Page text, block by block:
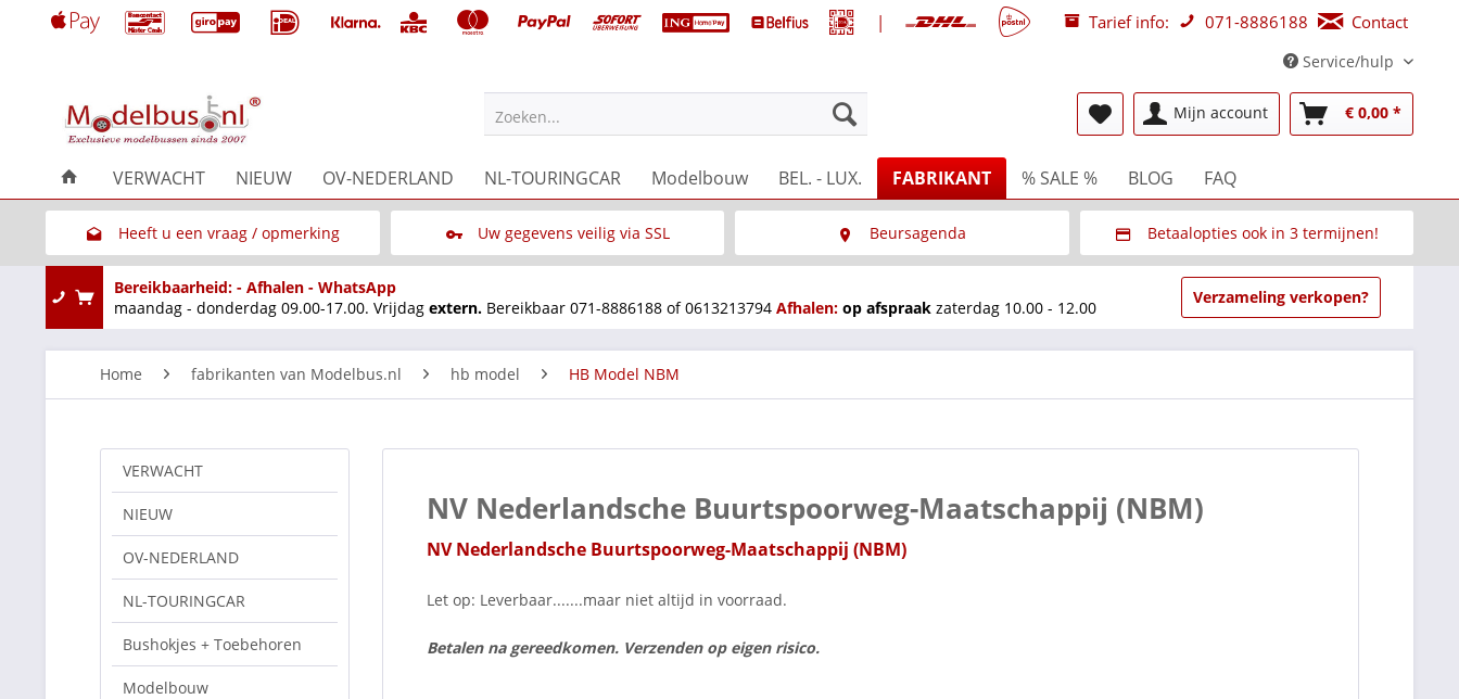
| Tarief info: 071-8886188 Contact
Service/hulp
Zoeken... Mijn account € 0,00 *
VERWACHT NIEUW OV-NEDERLAND NL-TOURINGCAR Modelbouw BEL. - LUX. FABRIKANT % SALE % BLOG FAQ
Heeft u een vraag / opmerking
Link naar het contactformulier
Uw gegevens veilig via SSL Beursagenda Betaalopties ook in 3 termijnen!
Via Multisafepay (veilig via SSL)
Bereikbaarheid: - Afhalen - WhatsApp
maandag - donderdag 09.00-17.00. Vrijdag extern. Bereikbaar 071-8886188 of 0613213794 Afhalen: op afspraak zaterdag 10.00 - 12.00
Verzameling verkopen?
Home fabrikanten van Modelbus.nl hb model HB Model NBM
VERWACHT
NIEUW
OV-NEDERLAND
NL-TOURINGCAR
Bushokjes + Toebehoren
Modelbouw
NV Nederlandsche Buurtspoorweg-Maatschappij (NBM)
NV Nederlandsche Buurtspoorweg-Maatschappij (NBM)
Let op: Leverbaar.......maar niet altijd in voorraad.
Betalen na gereedkomen. Verzenden op eigen risico.